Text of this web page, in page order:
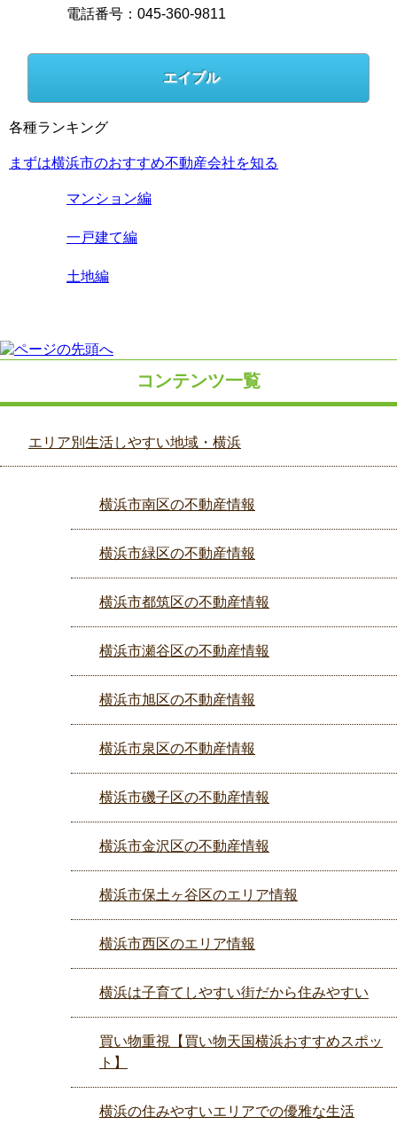
電話番号：045-360-9811
エイブル
各種ランキング
まずは横浜市のおすすめ不動産会社を知る
マンション編
一戸建て編
土地編
コンテンツ一覧
エリア別生活しやすい地域・横浜
横浜市南区の不動産情報
横浜市緑区の不動産情報
横浜市都筑区の不動産情報
横浜市瀬谷区の不動産情報
横浜市旭区の不動産情報
横浜市泉区の不動産情報
横浜市磯子区の不動産情報
横浜市金沢区の不動産情報
横浜市保土ヶ谷区のエリア情報
横浜市西区のエリア情報
横浜は子育てしやすい街だから住みやすい
買い物重視【買い物天国横浜おすすめスポッ
ト】
横浜の住みやすいエリアでの優雅な生活